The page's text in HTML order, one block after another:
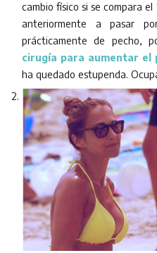
cambio físico si se compara el
anteriormente a pasar
prácticamente de pecho,
cirugía para aumentar el
ha quedado estupenda.